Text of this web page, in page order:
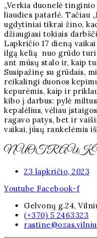
„Verkia duonelė
liaudies patarlė. Tačiau
ugdytiniai tikrai žino,
džiaugiasi tokiais
Lapkričio 17 dieną
ilgą kelią nuo grūdo
ant mūsų stalo ir, kaip
Susipažinę su grūdais,
reikalingi duonos
kepurėmis, kaip ir
kibo į darbus: pylė
kepalėlius, vėliau
ragavo patys, bet ir
vaikai, jūsų rankelėmis
23 lapkričio, 2023
Youtube Facebook-f
Gelvonų g.24,
(+370) 5 2463323